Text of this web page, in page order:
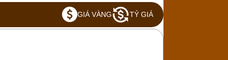
GIÁ VÀNG TỶ GIÁ